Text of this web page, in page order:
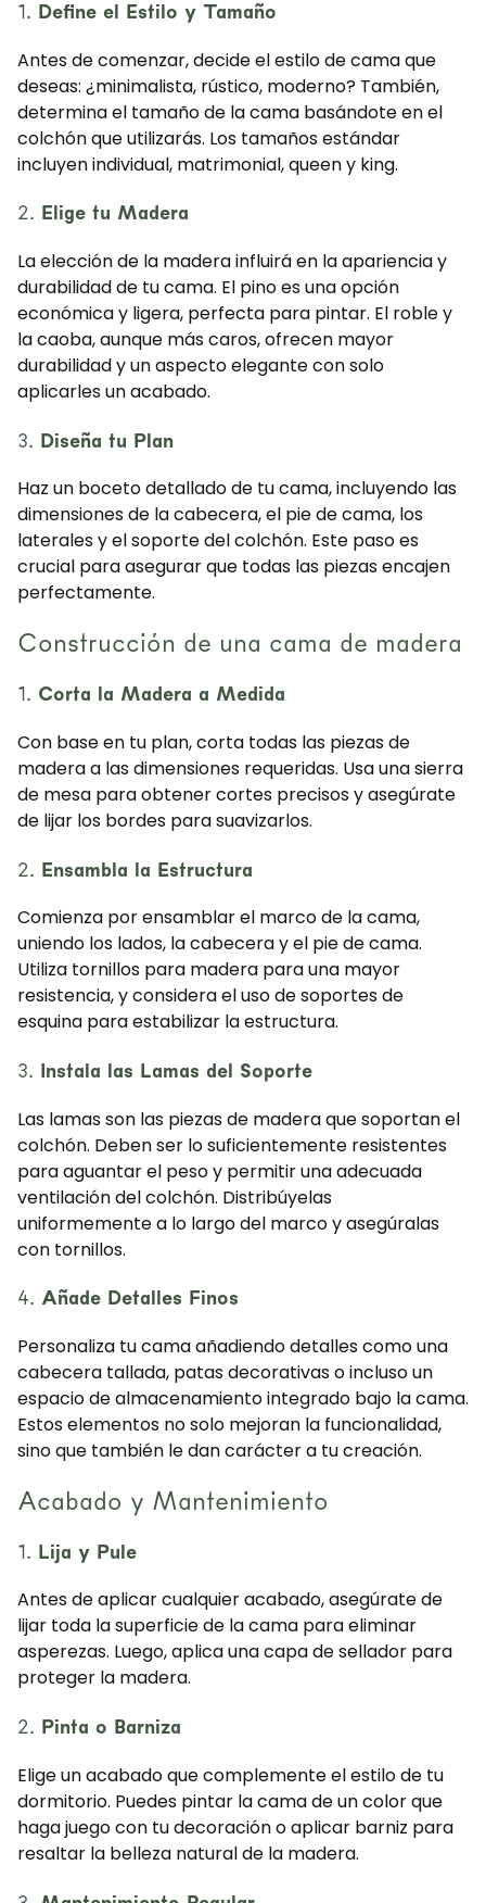
1. Define el Estilo y Tamaño
Antes de comenzar, decide el estilo de cama que
deseas: ¿minimalista, rústico, moderno? También,
determina el tamaño de la cama basándote en el
colchón que utilizarás. Los tamaños estándar
incluyen individual, matrimonial, queen y king.
2. Elige tu Madera
La elección de la madera influirá en la apariencia y
durabilidad de tu cama. El pino es una opción
económica y ligera, perfecta para pintar. El roble y
la caoba, aunque más caros, ofrecen mayor
durabilidad y un aspecto elegante con solo
aplicarles un acabado.
3. Diseña tu Plan
Haz un boceto detallado de tu cama, incluyendo las
dimensiones de la cabecera, el pie de cama, los
laterales y el soporte del colchón. Este paso es
crucial para asegurar que todas las piezas encajen
perfectamente.
Construcción de una cama de madera
1. Corta la Madera a Medida
Con base en tu plan, corta todas las piezas de
madera a las dimensiones requeridas. Usa una sierra
de mesa para obtener cortes precisos y asegúrate
de lijar los bordes para suavizarlos.
2. Ensambla la Estructura
Comienza por ensamblar el marco de la cama,
uniendo los lados, la cabecera y el pie de cama.
Utiliza tornillos para madera para una mayor
resistencia, y considera el uso de soportes de
esquina para estabilizar la estructura.
3. Instala las Lamas del Soporte
Las lamas son las piezas de madera que soportan el
colchón. Deben ser lo suficientemente resistentes
para aguantar el peso y permitir una adecuada
ventilación del colchón. Distribúyelas
uniformemente a lo largo del marco y asegúralas
con tornillos.
4. Añade Detalles Finos
Personaliza tu cama añadiendo detalles como una
cabecera tallada, patas decorativas o incluso un
espacio de almacenamiento integrado bajo la cama.
Estos elementos no solo mejoran la funcionalidad,
sino que también le dan carácter a tu creación.
Acabado y Mantenimiento
1. Lija y Pule
Antes de aplicar cualquier acabado, asegúrate de
lijar toda la superficie de la cama para eliminar
asperezas. Luego, aplica una capa de sellador para
proteger la madera.
2. Pinta o Barniza
Elige un acabado que complemente el estilo de tu
dormitorio. Puedes pintar la cama de un color que
haga juego con tu decoración o aplicar barniz para
resaltar la belleza natural de la madera.